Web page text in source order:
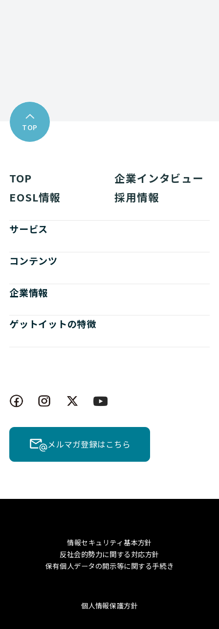
TOP
TOP
企業インタビュー
EOSL情報
採用情報
サービス
コンテンツ
企業情報
ゲットイットの特徴
メルマガ登録はこちら
情報セキュリティ基本方針
反社会的勢力に関する対応方針
保有個人データの開示等に関する手続き
個人情報保護方針